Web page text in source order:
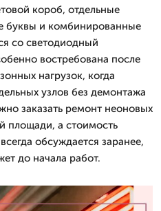
короб, отдельные
и комбинированные
со светодиодный
востребована после
нагрузок, когда
узлов без демонтажа
заказать ремонт неоновых
площади, а стоимость
обсуждается заранее,
до начала работ.